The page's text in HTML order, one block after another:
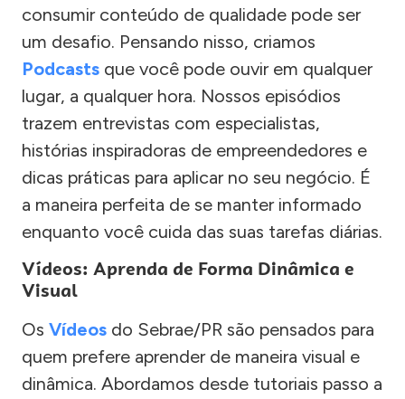
consumir conteúdo de qualidade pode ser
um desafio. Pensando nisso, criamos
Podcasts que você pode ouvir em qualquer
lugar, a qualquer hora. Nossos episódios
trazem entrevistas com especialistas,
histórias inspiradoras de empreendedores e
dicas práticas para aplicar no seu negócio. É
a maneira perfeita de se manter informado
enquanto você cuida das suas tarefas diárias.
Vídeos: Aprenda de Forma Dinâmica e
Visual
Os Vídeos do Sebrae/PR são pensados para
quem prefere aprender de maneira visual e
dinâmica. Abordamos desde tutoriais passo a